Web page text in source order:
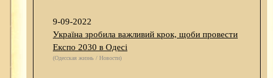
9-09-2022
Україна зробила важливий крок, щоби провести
Експо 2030 в Одесі
(Одесская жизнь / Новости)